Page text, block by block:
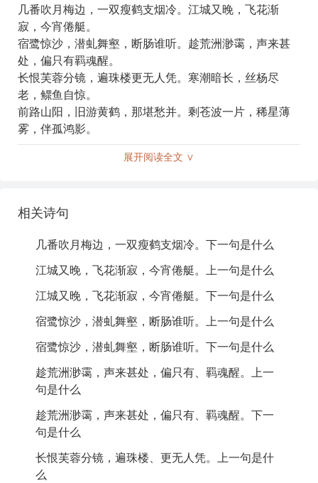
几番吹月梅边，一双瘦鹤支烟冷。江城又晚，飞花渐
寂，今宵倦艇。
宿鹭惊沙，潜虬舞壑，断肠谁听。趁荒洲渺霭，声来甚
处，偏只有羁魂醒。
长恨芙蓉分镜，遍珠楼更无人凭。寒潮暗长，丝杨尽
老，鳏鱼自惊。
前路山阳，旧游黄鹤，那堪愁并。剩苍波一片，稀星薄
雾，伴孤鸿影。
几次在梅树旁的月光下听笛声，一对瘦鹤在冷烟中栖
息。江城的夜色又渐渐深了，飞舞的花瓣逐渐稀少，今
晚我在倦怠的小船上。
宿鸟惊飞沙岸，潜伏的龙虬在山谷中舞动，断肠的悲伤
又有谁来倾听。趁着荒凉的洲头在朦胧的雾气中，乐声
从何处传来，偏偏只有我的羁魂在清醒。
长久以来怨恨芙蓉花的离散，遍布珠楼的地方更是无人
依靠。寒潮暗暗袭来，杨柳已然衰老，孤独的鳏鱼也在
惊恐。
前方的山阳，昔日游玩的黄鹤，怎能承受这份愁苦。剩
下的只有苍茫的波浪，一片稀星薄雾，伴随着孤鸿的身
影。
注释
梅边
展开阅读全文 ∨
相关诗句
几番吹月梅边，一双瘦鹤支烟冷。下一句是什么
江城又晚，飞花渐寂，今宵倦艇。上一句是什么
江城又晚，飞花渐寂，今宵倦艇。下一句是什么
宿鹭惊沙，潜虬舞壑，断肠谁听。上一句是什么
宿鹭惊沙，潜虬舞壑，断肠谁听。下一句是什么
趁荒洲渺霭，声来甚处，偏只有、羁魂醒。上一
句是什么
趁荒洲渺霭，声来甚处，偏只有、羁魂醒。下一
句是什么
长恨芙蓉分镜，遍珠楼、更无人凭。上一句是什
么